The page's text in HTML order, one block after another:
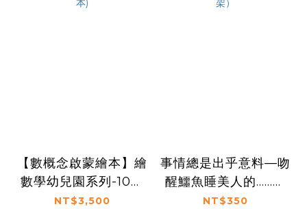
【數概念啟蒙繪本】繪
數學幼兒園系列-10冊
套書 (套書加贈：活動
NT$3,500
事情總是出乎意料—吻
醒鱷魚睡美人的……不
是王子！？（品格教育
NT$350